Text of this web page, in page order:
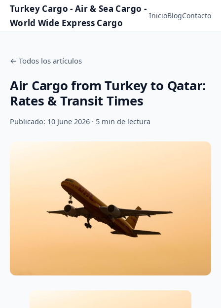
Turkey Cargo - Air & Sea Cargo -
World Wide Express Cargo
InicioBlogContacto
← Todos los artículos
Air Cargo from Turkey to Qatar:
Rates & Transit Times
Publicado: 10 June 2026 · 5 min de lectura